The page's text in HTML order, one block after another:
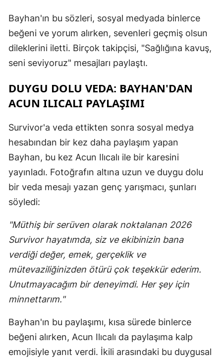
Bayhan'ın bu sözleri, sosyal medyada binlerce
beğeni ve yorum alırken, sevenleri geçmiş olsun
dileklerini iletti. Birçok takipçisi, "Sağlığına kavuş,
seni seviyoruz" mesajları paylaştı.
DUYGU DOLU VEDA: BAYHAN'DAN
ACUN ILICALI PAYLAŞIMI
Survivor'a veda ettikten sonra sosyal medya
hesabından bir kez daha paylaşım yapan
Bayhan, bu kez Acun Ilıcalı ile bir karesini
yayınladı. Fotoğrafın altına uzun ve duygu dolu
bir veda mesajı yazan genç yarışmacı, şunları
söyledi:
"Müthiş bir serüven olarak noktalanan 2026
Survivor hayatımda, siz ve ekibinizin bana
verdiği değer, emek, gerçeklik ve
mütevaziliğinizden ötürü çok teşekkür ederim.
Unutmayacağım bir deneyimdi. Her şey için
minnettarım."
Bayhan'ın bu paylaşımı, kısa sürede binlerce
beğeni alırken, Acun Ilıcalı da paylaşıma kalp
emojisiyle yanıt verdi. İkili arasındaki bu duygusal